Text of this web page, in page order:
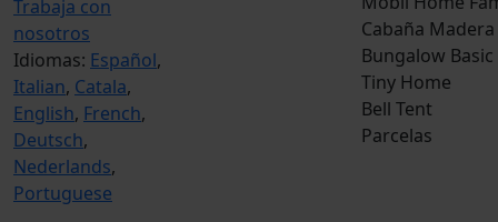
Trabaja con
nosotros
Idiomas: Español,
Italian, Catala,
English, French,
Deutsch,
Nederlands,
Portuguese
Cabaña Madera
Bungalow Basic
Tiny Home
Bell Tent
Parcelas